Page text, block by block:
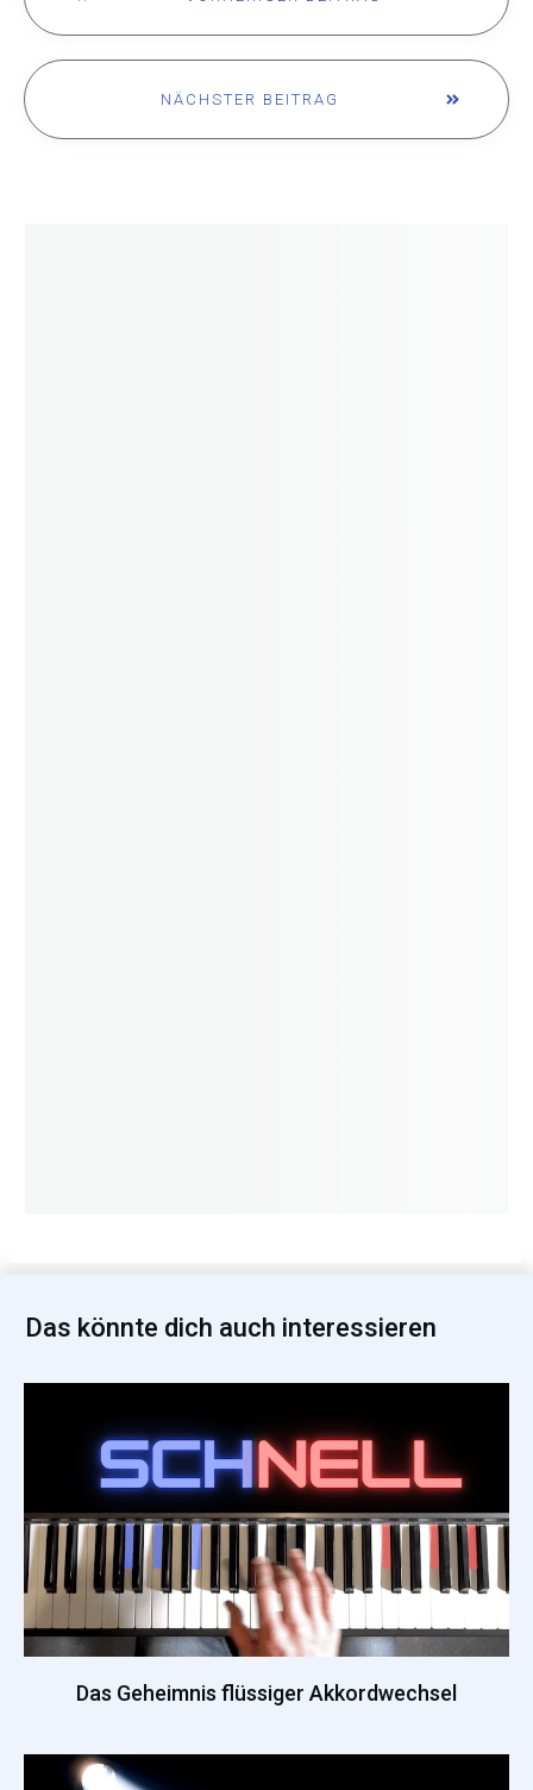
NÄCHSTER BEITRAG
Das könnte dich auch interessieren
Das Geheimnis flüssiger Akkordwechsel